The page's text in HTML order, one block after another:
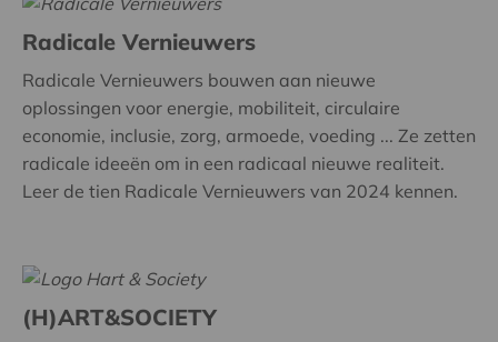
Radicale Vernieuwers
Radicale Vernieuwers bouwen aan nieuwe
oplossingen voor energie, mobiliteit, circulaire
economie, inclusie, zorg, armoede, voeding ... Ze zetten
radicale ideeën om in een radicaal nieuwe realiteit.
Leer de tien Radicale Vernieuwers van 2024 kennen.
(H)ART&SOCIETY